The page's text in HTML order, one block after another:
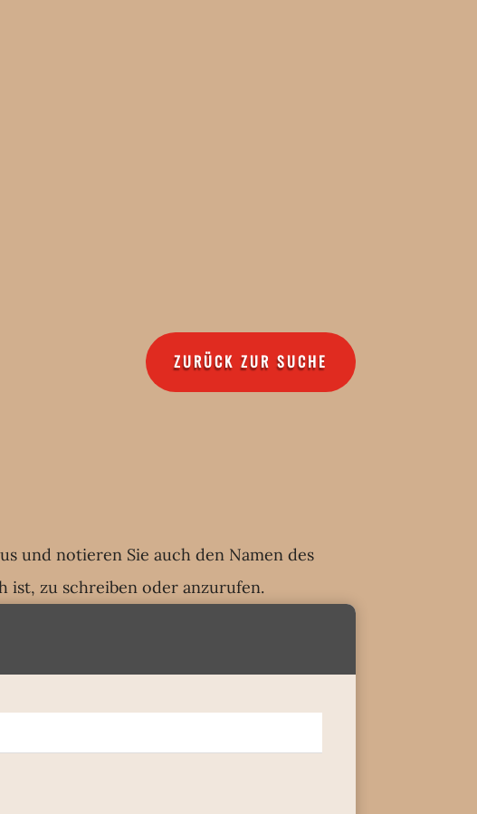
ZURÜCK ZUR SUCHE
und notieren Sie auch den Namen des
ist, zu schreiben oder anzurufen.